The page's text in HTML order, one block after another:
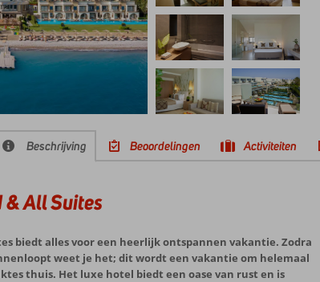
Beschrijving Beoordelingen Activiteiten
& All Suites
biedt alles voor een heerlijk ontspannen vakantie. Zodra
weet je het; dit wordt een vakantie om helemaal
thuis. Het luxe hotel biedt een oase van rust en is